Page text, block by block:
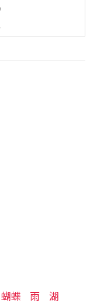
蝴蝶 雨 湖